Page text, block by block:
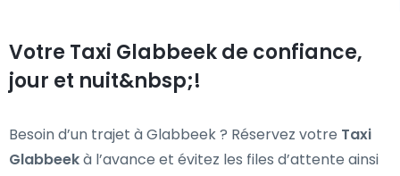
Votre Taxi Glabbeek de confiance,
jour et nuit&nbsp;!
Besoin d’un trajet à Glabbeek ? Réservez votre Taxi
Glabbeekà l’avance et évitez les files d’attente ainsi